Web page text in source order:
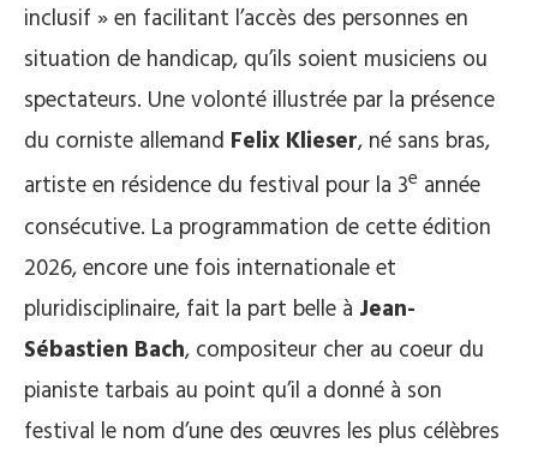
inclusif » en facilitant l’accès des personnes en
situation de handicap, qu’ils soient musiciens ou
spectateurs. Une volonté illustrée par la présence
du corniste allemand Felix Klieser, né sans bras,
artiste en résidence du festival pour la 3e année
consécutive. La programmation de cette édition
2026, encore une fois internationale et
pluridisciplinaire, fait la part belle à Jean-
Sébastien Bach, compositeur cher au coeur du
pianiste tarbais au point qu’il a donné à son
festival le nom d’une des œuvres les plus célèbres